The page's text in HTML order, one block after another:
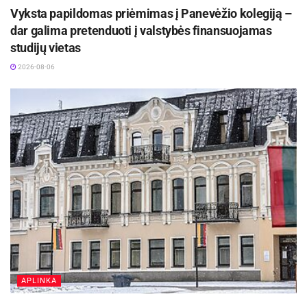
Vyksta papildomas priėmimas į Panevėžio kolegiją –
dar galima pretenduoti į valstybės finansuojamas
studijų vietas
2026-08-06
APLINKA